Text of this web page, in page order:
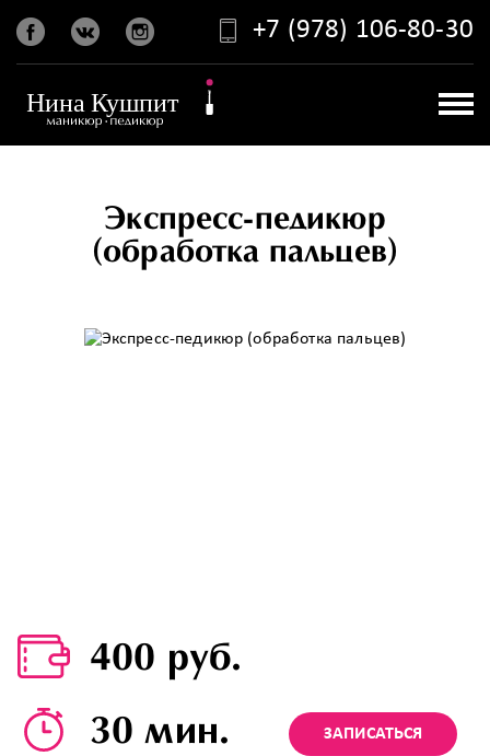
+7 (978) 106-80-30
Экспресс-педикюр
(обработка пальцев)
400 руб.
30 мин.
ЗАПИСАТЬСЯ